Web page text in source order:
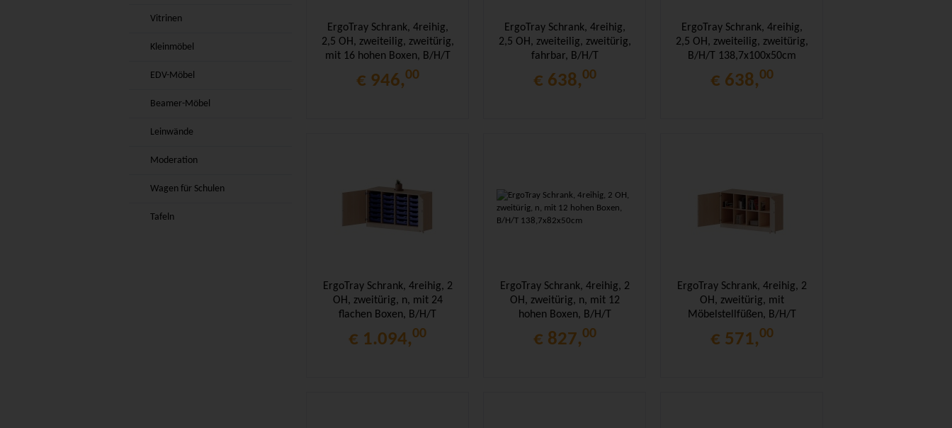
Vitrinen
Kleinmöbel
EDV-Möbel
Beamer-Möbel
Leinwände
Moderation
Wagen für Schulen
Tafeln
ErgoTray Schrank, 4reihig,
2,5 OH, zweiteilig, zweitürig,
mit 16 hohen Boxen, B/H/T
138,7x100x50cm
€ 946,00
ErgoTray Schrank, 4reihig,
2,5 OH, zweiteilig, zweitürig,
fahrbar, B/H/T
138,7x100x50cm
€ 638,00
ErgoTray Schrank, 4reihig,
2,5 OH, zweiteilig, zweitürig,
B/H/T 138,7x100x50cm
€ 638,00
ErgoTray Schrank, 4reihig, 2
OH, zweitürig, n, mit 24
flachen Boxen, B/H/T
138,7x82x50cm
€ 1.094,00
ErgoTray Schrank, 4reihig, 2
OH, zweitürig, n, mit 12
hohen Boxen, B/H/T
138,7x82x50cm
€ 827,00
ErgoTray Schrank, 4reihig, 2
OH, zweitürig, mit
Möbelstellfüßen, B/H/T
138,7x82x50cm
€ 571,00